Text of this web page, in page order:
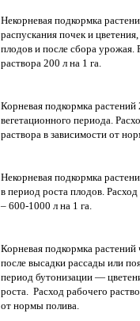
Некорневая подкормка
распускания почек и
плодов и после сбора урожая.
раствора 200 л на 1 га.
Корневая подкормка растений
вегетационного периода.
раствора в зависимости от
Некорневая подкормка
в период роста плодов. Расход
– 600-1000 л на 1 га.
Корневая подкормка растений
после высадки рассады или
период бутонизации —
роста. Расход рабочего
от нормы полива.